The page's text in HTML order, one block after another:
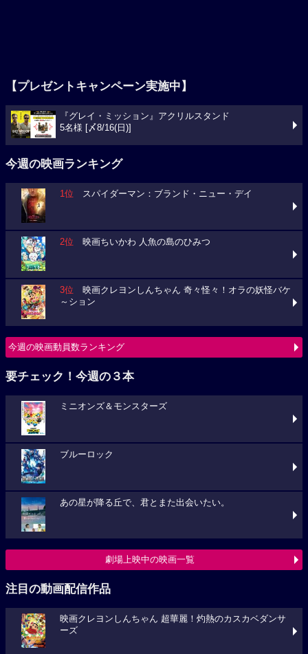
【プレゼントキャンペーン実施中】
『グレイ・ミッション』アクリルスタンド
5名様 [〆8/16(日)]
今週の映画ランキング
1位 スパイダーマン：ブランド・ニュー・デイ
2位 映画ちいかわ 人魚の島のひみつ
3位 映画クレヨンしんちゃん 奇々怪々！オラの妖怪バケ
～ション
今週の映画動員数ランキング
要チェック！今週の３本
ミニオンズ＆モンスターズ
ブルーロック
あの星が降る丘で、君とまた出会いたい。
劇場上映中の映画一覧
注目の動画配信作品
映画クレヨンしんちゃん 超華麗！灼熱のカスカベダンサ
ーズ